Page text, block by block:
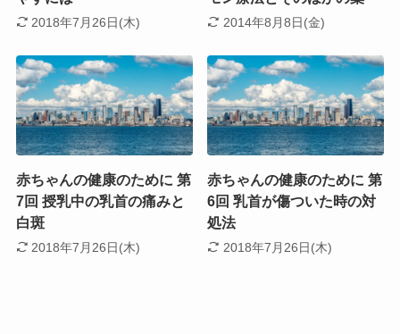
2018年7月26日(木) 2014年8月8日(金)
赤ちゃんの健康のために 第
7回 授乳中の乳首の痛みと
白斑
2018年7月26日(木)
赤ちゃんの健康のために 第
6回 乳首が傷ついた時の対
処法
2018年7月26日(木)